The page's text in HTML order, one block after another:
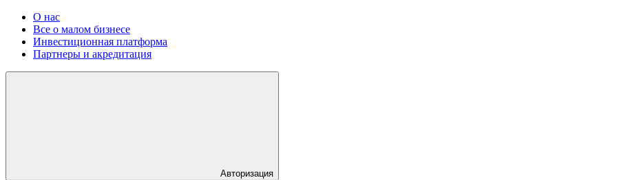
О нас
Все о малом бизнесе
Инвестиционная платформа
Партнеры и акредитация
Авторизация